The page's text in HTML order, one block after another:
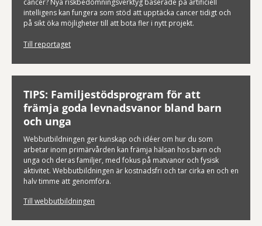
intelligens kan fungera som stöd att upptäcka cancer tidigt och
på sikt öka möjligheter till att bota fler i nytt projekt.
Till reportaget
TIPS: Familjestödsprogram för att
främja goda levnadsvanor bland barn
och unga
Webbutbildningen ger kunskap och idéer om hur du som
arbetar inom primärvården kan främja hälsan hos barn och
unga och deras familjer, med fokus på matvanor och fysisk
aktivitet. Webbutbildningen är kostnadsfri och tar cirka en och en
halv timme att genomföra.
Till webbutbildningen